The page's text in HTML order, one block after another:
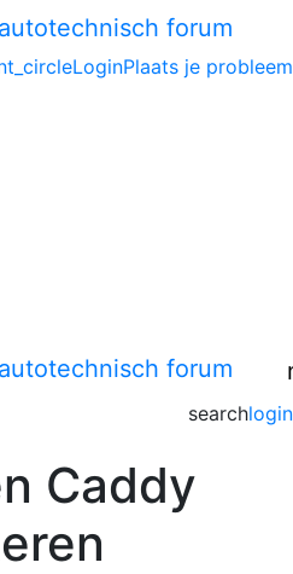
Plaats je probleem
Login
login
search
Caddy